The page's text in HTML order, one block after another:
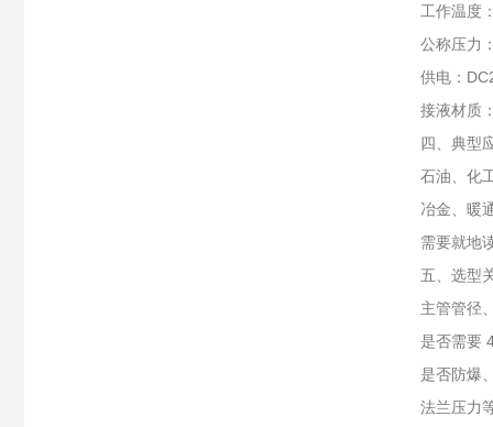
工作温度
公称压力
供电：
接液材质
四、典型
石油、化
冶金、暖
需要就地
五、选型
主管管径
是否需要
是否防爆
法兰压力